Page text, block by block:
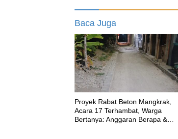
Baca Juga
Proyek Rabat Beton Mangkrak,
Acara 17 Terhambat, Warga
Bertanya: Anggaran Berapa &